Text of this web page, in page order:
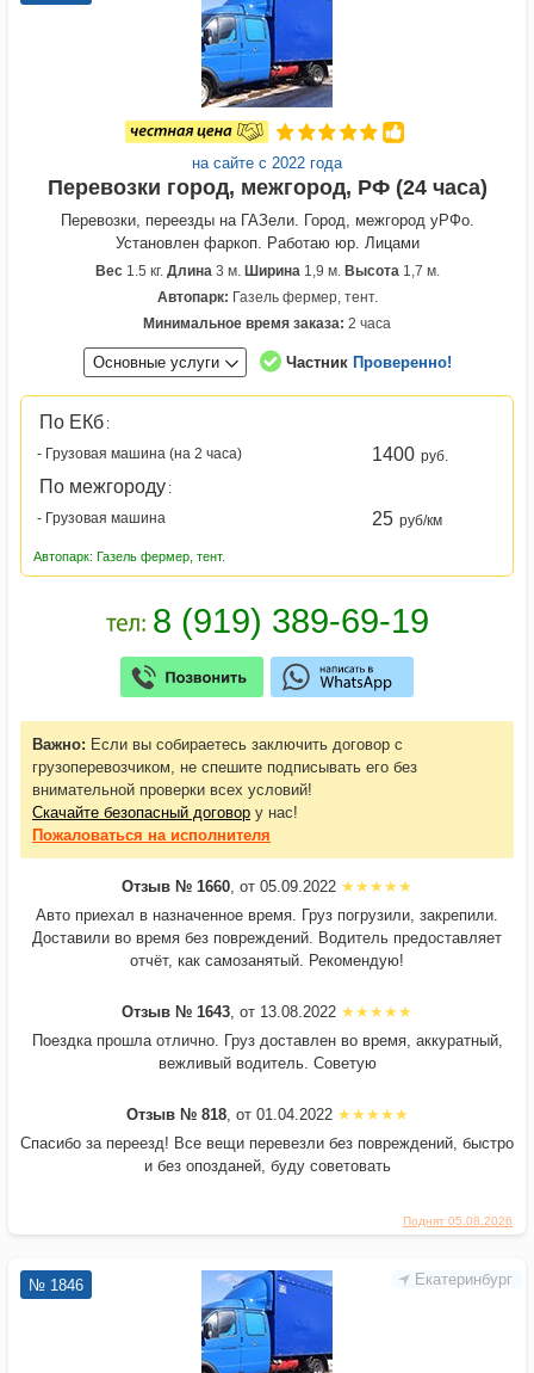
Поднят 05.08.2026
на сайте с 2022 года
Перевозки город, межгород, РФ (24 часа)
Перевозки, переезды на ГАЗели. Город, межгород уРФо.
Установлен фаркоп. Работаю юр. Лицами
Вес1.5 кг. Длина3 м. Ширина1,9 м. Высота1,7 м.
Автопарк: Газель фермер, тент.
Минимальное время заказа: 2 часа
Основные услуги Частник Проверенно!
По ЕКб :
- Грузовая машина (на 2 часа)
1400 руб.
По межгороду :
- Грузовая машина
25 руб/км
Автопарк: Газель фермер, тент.
Важно: Если вы собираетесь заключить договор с
грузоперевозчиком, не спешите подписывать его без
внимательной проверки всех условий!
Скачайте безопасный договор у нас!
Пожаловаться на исполнителя
Отзыв № 1660 , от 05.09.2022
Авто приехал в назначенное время. Груз погрузили, закрепили.
Доставили во время без повреждений. Водитель предоставляет
отчёт, как самозанятый. Рекомендую!
Отзыв № 1643 , от 13.08.2022
Поездка прошла отлично. Груз доставлен во время, аккуратный,
вежливый водитель. Советую
Отзыв № 818, от 01.04.2022
Спасибо за переезд! Все вещи перевезли без повреждений, быстро
и без опозданей, буду советовать
Екатеринбург
№ 1846